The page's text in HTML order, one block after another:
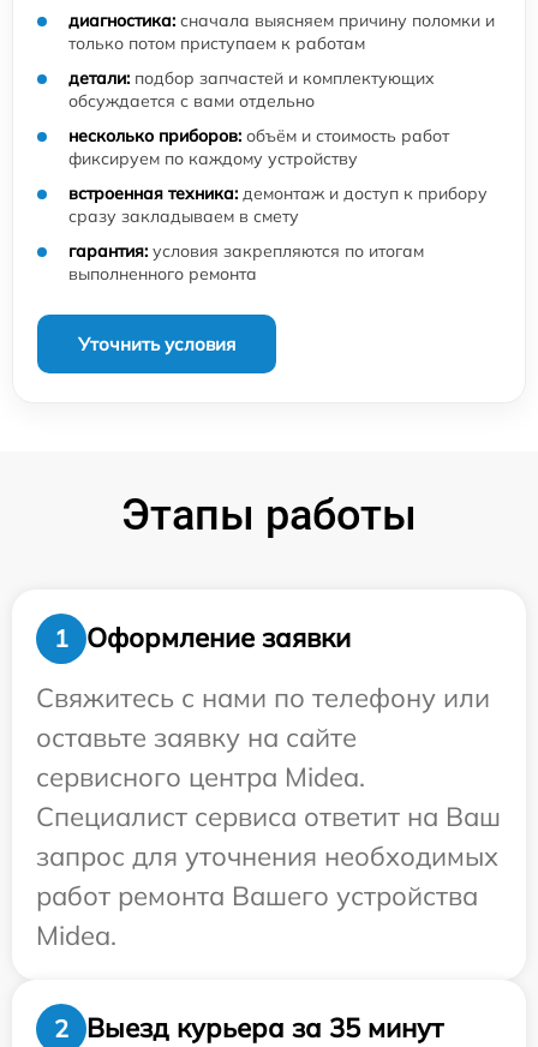
диагностика: сначала выясняем причину поломки и
только потом приступаем к работам
детали: подбор запчастей и комплектующих
обсуждается с вами отдельно
несколько приборов: объём и стоимость работ
фиксируем по каждому устройству
встроенная техника: демонтаж и доступ к прибору
сразу закладываем в смету
гарантия: условия закрепляются по итогам
выполненного ремонта
Уточнить условия
Этапы работы
1
Оформление заявки
Свяжитесь с нами по телефону или
оставьте заявку на сайте
сервисного центра Midea.
Специалист сервиса ответит на Ваш
запрос для уточнения необходимых
работ ремонта Вашего устройства
Midea.
2
Выезд курьера за 35 минут